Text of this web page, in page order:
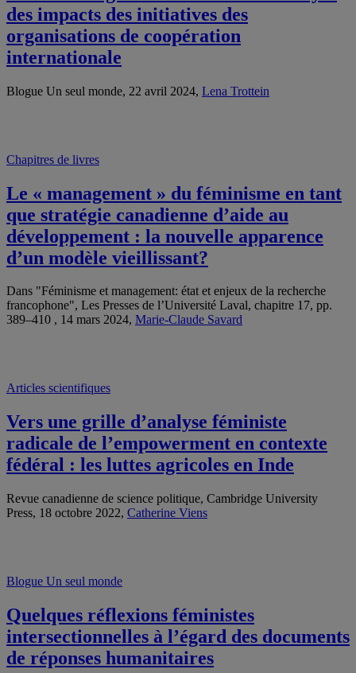
des impacts des initiatives des
organisations de coopération
internationale
Blogue Un seul monde, 22 avril 2024, Lena Trottein
Chapitres de livres
Le « management » du féminisme en tant
que stratégie canadienne d’aide au
développement : la nouvelle apparence
d’un modèle vieillissant?
Dans "Féminisme et management: état et enjeux de la recherche
francophone", Les Presses de l’Université Laval, chapitre 17, pp.
389–410 , 14 mars 2024, Marie-Claude Savard
Articles scientifiques
Vers une grille d’analyse féministe
radicale de l’empowerment en contexte
fédéral : les luttes agricoles en Inde
Revue canadienne de science politique, Cambridge University
Press, 18 octobre 2022, Catherine Viens
Blogue Un seul monde
Quelques réflexions féministes
intersectionnelles à l’égard des documents
de réponses humanitaires